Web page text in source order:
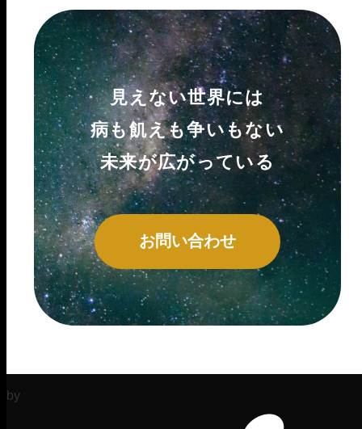
見えない世界には
病も飢えも争いもない
未来が広がっている
お問い合わせ
by